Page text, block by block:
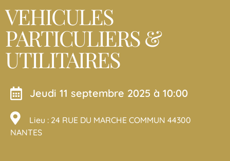
VEHICULES
PARTICULIERS &
UTILITAIRES
jeudi 11 septembre 2025 à 10:00
Lieu : 24 RUE DU MARCHE COMMUN 44300
NANTES